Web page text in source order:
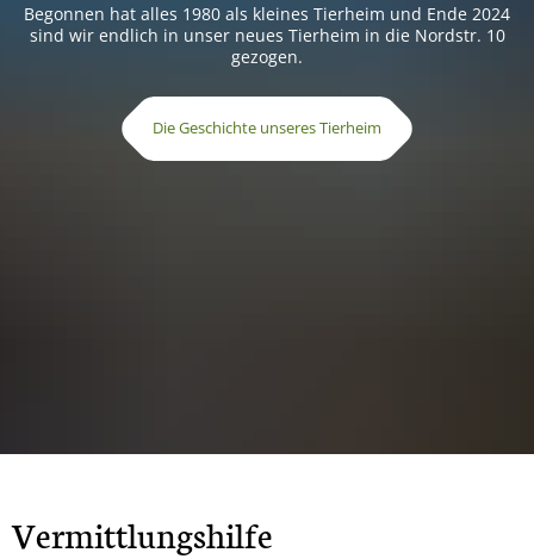
Begonnen hat alles 1980 als kleines Tierheim und Ende 2024
sind wir endlich in unser neues Tierheim in die Nordstr. 10
gezogen.
Die Geschichte unseres Tierheim
Vermittlungshilfe